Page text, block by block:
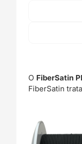
O FiberSatin
FiberSatin